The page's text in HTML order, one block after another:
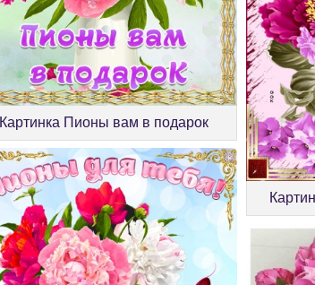
Картинка Пионы вам в подарок